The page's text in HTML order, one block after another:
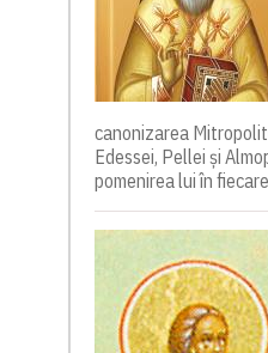
canonizarea
Edessei, Pellei și
pomenirea lui în